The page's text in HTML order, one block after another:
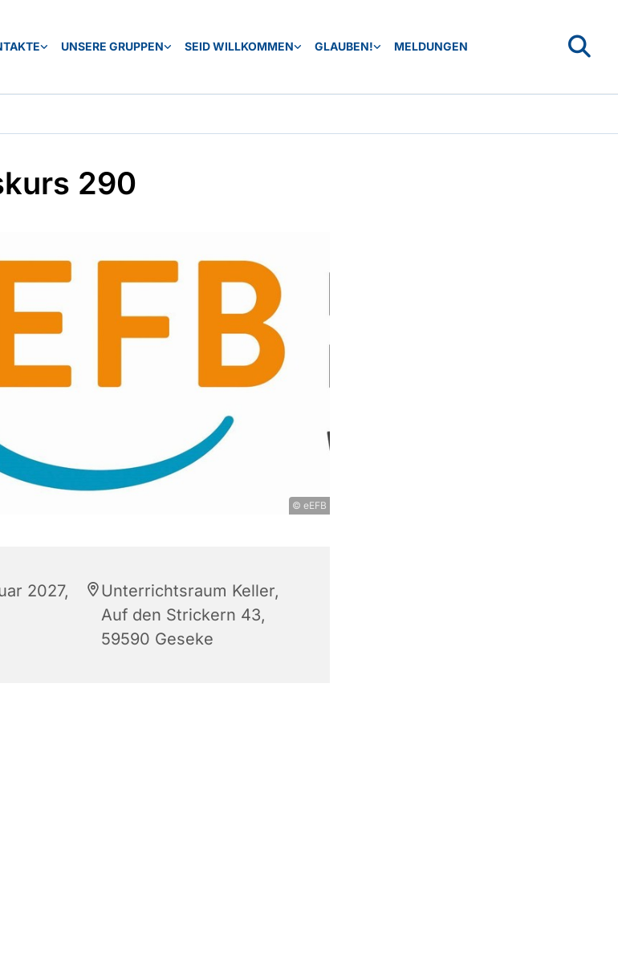
UNSERE GRUPPEN SEID WILLKOMMEN GLAUBEN! MELDUNGEN
290
© eEFB
2027,
Unterrichtsraum Keller,
Auf den Strickern 43,
59590 Geseke